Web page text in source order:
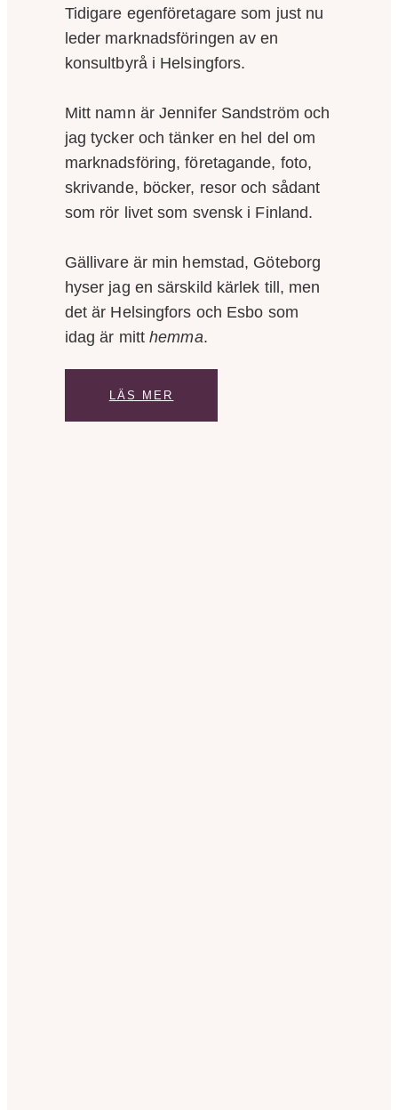
Tidigare egenföretagare som just nu
leder marknadsföringen av en
konsultbyrå i Helsingfors.
Mitt namn är Jennifer Sandström och
jag tycker och tänker en hel del om
marknadsföring, företagande, foto,
skrivande, böcker, resor och sådant
som rör livet som svensk i Finland.
Gällivare är min hemstad, Göteborg
hyser jag en särskild kärlek till, men
det är Helsingfors och Esbo som
idag är mitthemma.
LÄS MER